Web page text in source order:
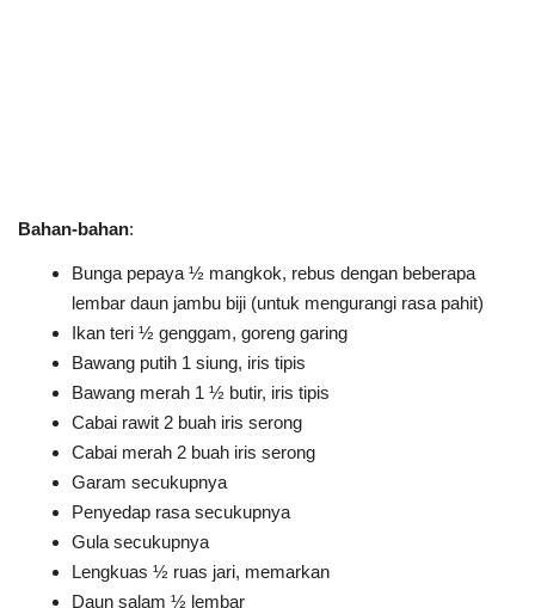
Bahan-bahan:
Bunga pepaya ½ mangkok, rebus dengan beberapa
lembar daun jambu biji (untuk mengurangi rasa pahit)
Ikan teri ½ genggam, goreng garing
Bawang putih 1 siung, iris tipis
Bawang merah 1 ½ butir, iris tipis
Cabai rawit 2 buah iris serong
Cabai merah 2 buah iris serong
Garam secukupnya
Penyedap rasa secukupnya
Gula secukupnya
Lengkuas ½ ruas jari, memarkan
Daun salam ½ lembar